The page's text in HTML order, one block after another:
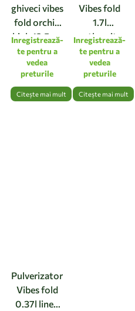
ghiveci vibes
fold orchid
high 12,5cm
linen white
Inregistrează-
te pentru a
vedea
preturile
Citește mai mult
Vibes fold
1.7l
anthracite
Inregistrează-
te pentru a
vedea
preturile
Citește mai mult
Pulverizator
Vibes fold
0.37l linen